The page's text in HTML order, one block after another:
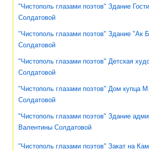
"Чистополь глазами поэтов" Здание
Солдатовой
"Чистополь глазами поэтов" Здание "Ак
Солдатовой
"Чистополь глазами поэтов" Детская
Солдатовой
"Чистополь глазами поэтов" Дом купца
Солдатовой
"Чистополь глазами поэтов" Здание
Валентины Солдатовой
"Чистополь глазами поэтов" Закат на